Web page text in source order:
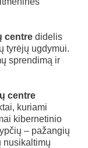
centre didelis
tyrėjų ugdymui.
sprendimą ir
centre
kuriami
kibernetinio
– pažangių
nusikaltimų